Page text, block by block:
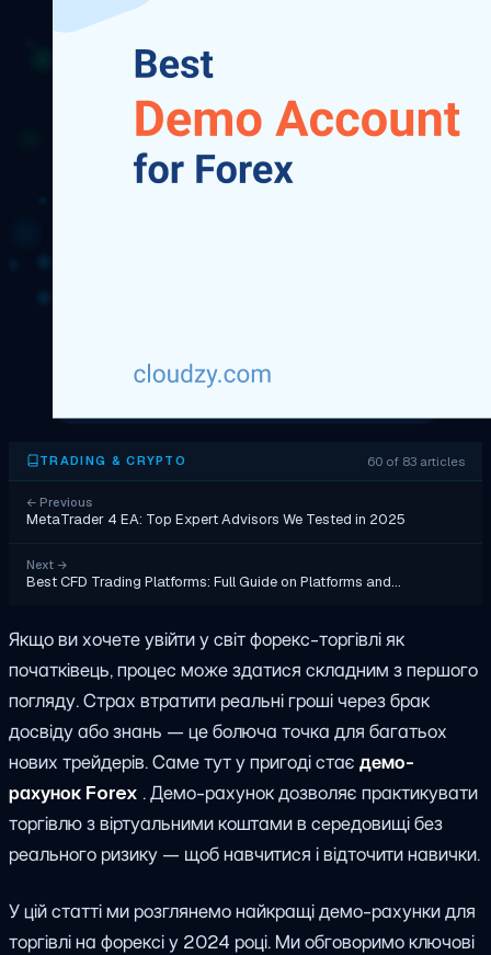
TRADING & CRYPTO 60 of 83 articles
← Previous
MetaTrader 4 EA: Top Expert Advisors We Tested in 2025
Next →
Best CFD Trading Platforms: Full Guide on Platforms and…
Якщо ви хочете увійти у світ форекс-торгівлі як
початківець, процес може здатися складним з першого
погляду. Страх втратити реальні гроші через брак
досвіду або знань — це болюча точка для багатьох
нових трейдерів. Саме тут у пригоді стає демо-
рахунок Forex . Демо-рахунок дозволяє практикувати
торгівлю з віртуальними коштами в середовищі без
реального ризику — щоб навчитися і відточити навички.
У цій статті ми розглянемо найкращі демо-рахунки для
торгівлі на форексі у 2024 році. Ми обговоримо ключові